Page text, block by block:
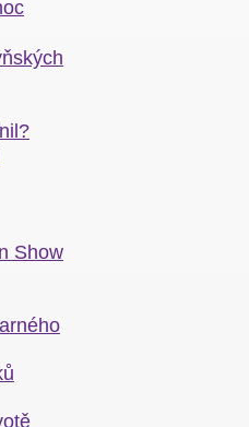
Show